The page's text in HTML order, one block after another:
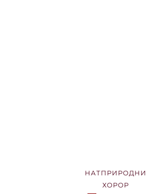
НАТПРИРОДНИ
ХОРОР